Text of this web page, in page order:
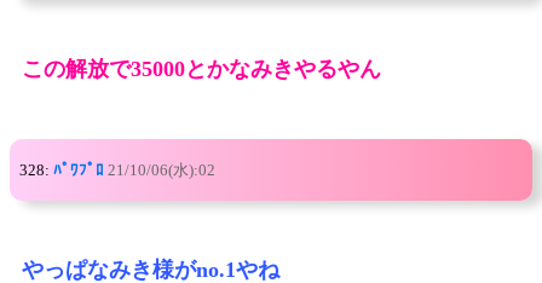
この解放で35000とかなみきやるやん
328: ﾊﾟﾜﾌﾟﾛ 21/10/06(水):02
やっぱなみき様がno.1やね